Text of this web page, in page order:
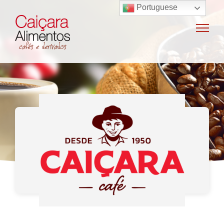
Sobre o grupo
Máquinas de café
Locação e vendas de máquinas de café
Manutenção e oficina
Nossas marcas
Produtos
SAC / Ouvidoria
Portuguese